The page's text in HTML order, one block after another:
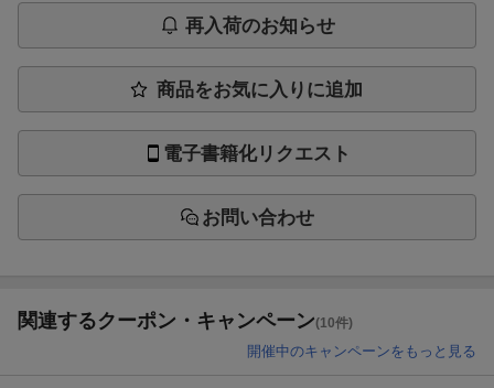
再入荷のお知らせ
商品をお気に入りに追加
電子書籍化リクエスト
お問い合わせ
関連するクーポン・キャンペーン(10件)
開催中のキャンペーンをもっと見る